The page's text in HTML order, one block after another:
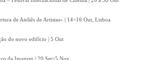
de Ateliês de Artistas» | 14>16 Out, Lisboa
do novo edifício | 5 Out
da Imagem | 20 Set>5 Nov